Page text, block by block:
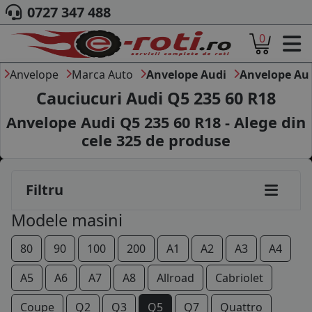
ACASA
DESPRE NOI
ANVELOPE
AUTO
CAMION
MOTO
MARCA AUTO
BLOG
B2B - COLABORARE COMPANII
CONT
0727 347 488
0
Anvelope Marca Auto Anvelope Audi Anvelope
Cauciucuri Audi Q5 235 60 R18
Anvelope Audi Q5 235 60 R18 - Alege din
cele 325 de produse
Filtru
Modele masini
80 90 100 200 A1 A2 A3
A4
A5
A6 A7 A8 Allroad
Cabriolet
Coupe
Q2 Q3 Q5 Q7
Quattro